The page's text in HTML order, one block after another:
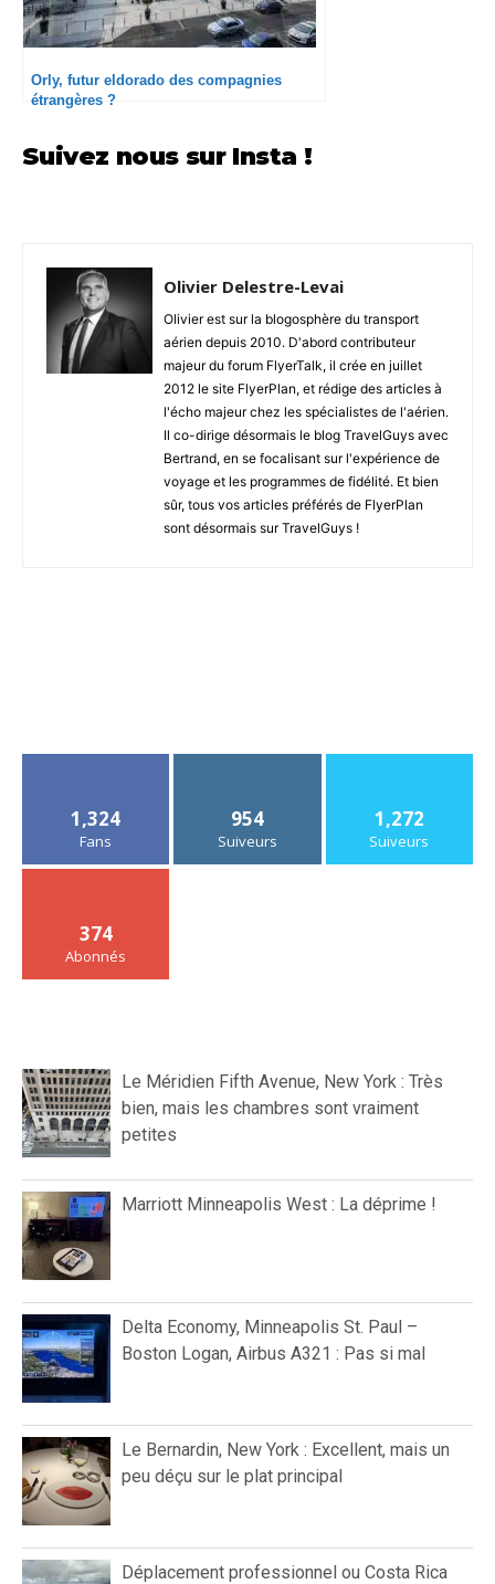
Orly, futur eldorado des compagnies
étrangères ?
Suivez nous sur Insta !
Olivier Delestre-Levai
Olivier est sur la blogosphère du transport
aérien depuis 2010. D'abord contributeur
majeur du forum FlyerTalk, il crée en juillet
2012 le site FlyerPlan, et rédige des articles à
l'écho majeur chez les spécialistes de l'aérien.
Il co-dirige désormais le blog TravelGuys avec
Bertrand, en se focalisant sur l'expérience de
voyage et les programmes de fidélité. Et bien
sûr, tous vos articles préférés de FlyerPlan
sont désormais sur TravelGuys !
1,324
Fans
954
Suiveurs
1,272
Suiveurs
374
Abonnés
Le Méridien Fifth Avenue, New York : Très
bien, mais les chambres sont vraiment
petites
Marriott Minneapolis West : La déprime !
Delta Economy, Minneapolis St. Paul –
Boston Logan, Airbus A321 : Pas si mal
Le Bernardin, New York : Excellent, mais un
peu déçu sur le plat principal
Déplacement professionnel ou Costa Rica